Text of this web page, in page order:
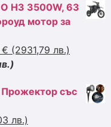
H3 3500W, 63
мотор за
€ (2931,79 лв.)
Прожектор със
лв.)